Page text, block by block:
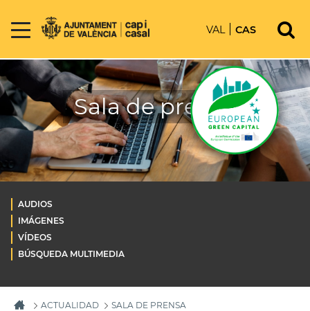
VAL CAS
Sala de prensa
AUDIOS
IMÁGENES
VÍDEOS
BÚSQUEDA MULTIMEDIA
ACTUALIDAD
SALA DE PRENSA